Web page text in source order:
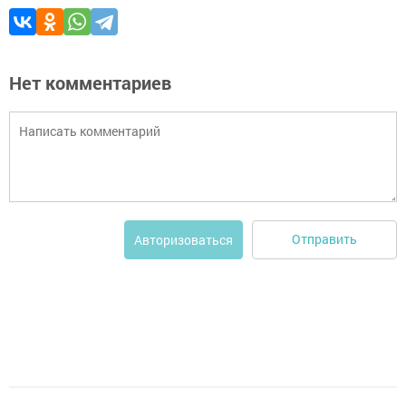
Нет комментариев
Авторизоваться Отправить